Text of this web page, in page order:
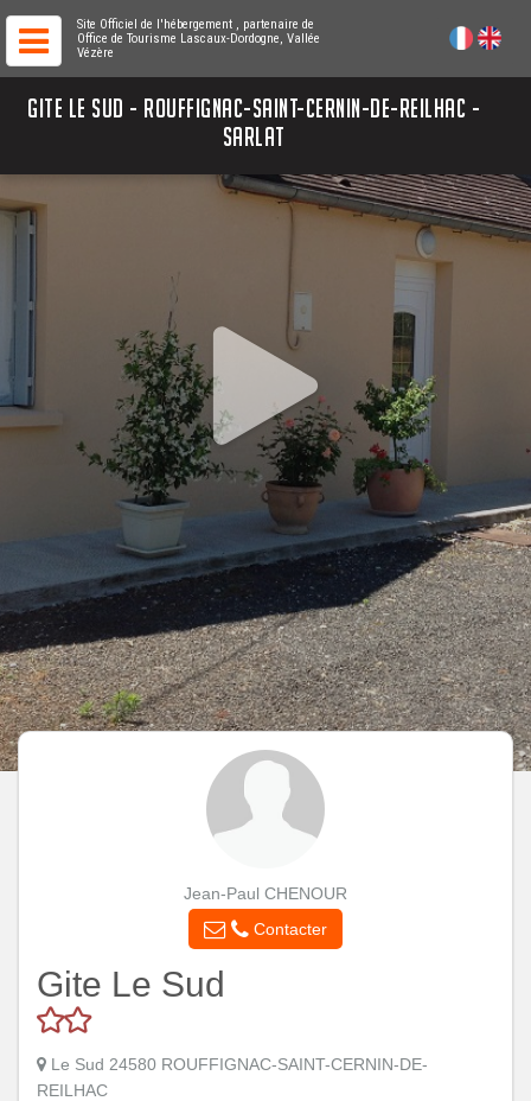
Site Officiel de l'hébergement , partenaire de
Office de Tourisme Lascaux-Dordogne, Vallée
Vézère
GITE LE SUD - ROUFFIGNAC-SAINT-CERNIN-DE-REILHAC -
SARLAT
Jean-Paul CHENOUR
Contacter
Gite Le Sud
Le Sud 24580 ROUFFIGNAC-SAINT-CERNIN-DE-
REILHAC